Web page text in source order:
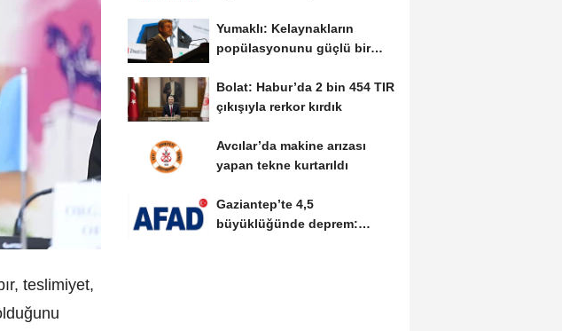
teslimiyet,
Yumaklı: Kelaynakların
popülasyonunu güçlü bir
Bolat: Habur’da 2 bin 454 TIR
çıkışıyla rerkor kırdık
Avcılar’da makine arızası
yapan tekne kurtarıldı
Gaziantep’te 4,5
büyüklüğünde deprem: